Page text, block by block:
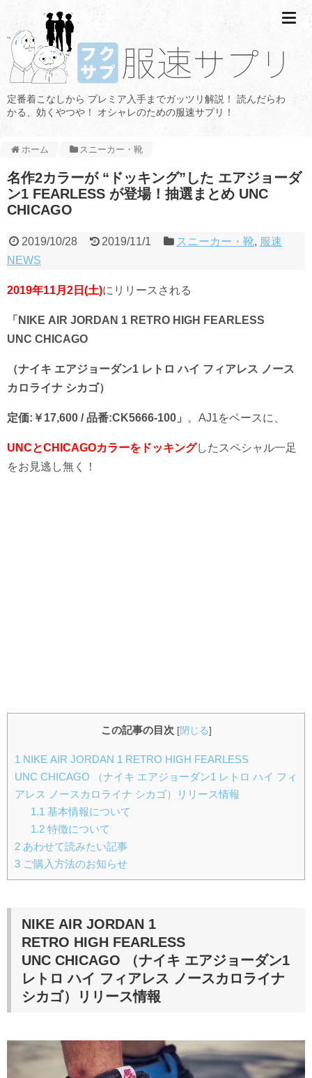
定番着こなしから プレミア入手までガッツリ解説！ 読んだらわ
かる、効くやつや！ オシャレのための服速サプリ！
ホーム スニーカー・靴
名作2カラーが “ドッキング”した エアジョーダ
ン1 FEARLESS が登場！抽選まとめ UNC
CHICAGO
2019/10/28 2019/11/1 スニーカー・靴, 服速
NEWS
2019年11月2日(土)にリリースされる
「NIKE AIR JORDAN 1 RETRO HIGH FEARLESS
UNC CHICAGO
（ナイキ エアジョーダン1 レトロ ハイ フィアレス ノース
カロライナ シカゴ）
定価:￥17,600 / 品番:CK5666-100」 。AJ1をベースに、
UNCとCHICAGOカラーをドッキングしたスペシャル一足
をお見逃し無く！
この記事の目次 [閉じる]
1 NIKE AIR JORDAN 1 RETRO HIGH FEARLESS
UNC CHICAGO （ナイキ エアジョーダン1 レトロ ハイ フィ
アレス ノースカロライナ シカゴ）リリース情報
1.1 基本情報について
1.2特徴について
2 あわせて読みたい記事
3 ご購入方法のお知らせ
NIKE AIR JORDAN 1
RETRO HIGH FEARLESS
UNC CHICAGO
（ナイキ エアジョーダン1
レトロ ハイ フィアレス ノースカロライナ
シカゴ）
リリース情報